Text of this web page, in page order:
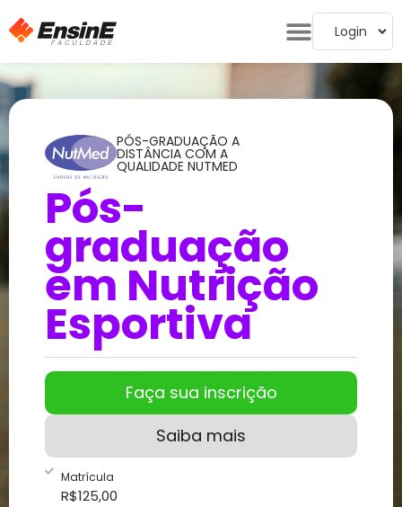
Login
PÓS-GRADUAÇÃO A
DISTÂNCIA COM A
QUALIDADE NUTMED
Pós-
graduação
em Nutrição
Esportiva
Faça sua inscrição
Saiba mais
Matrícula
R$125,00